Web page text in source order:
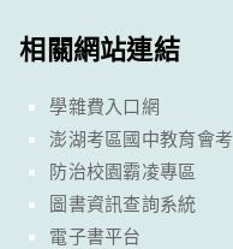
相關網站連結
學雜費入口網
澎湖考區國中教育會考
防治校園霸凌專區
圖書資訊查詢系統
電子書平台